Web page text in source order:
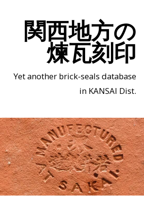
関西地方の
煉瓦刻印
Yet another brick-seals database
in KANSAI Dist.